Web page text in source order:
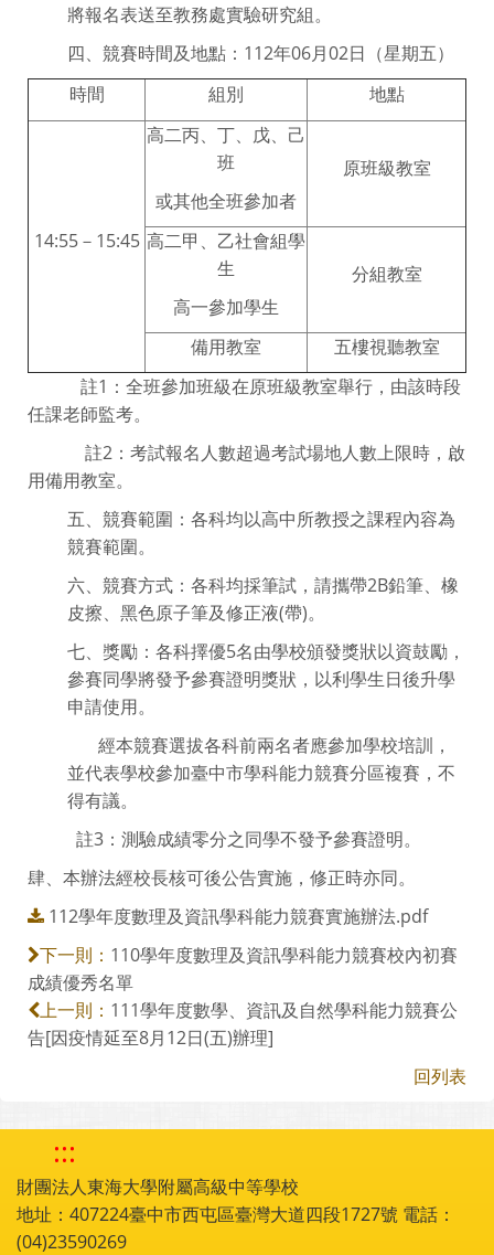
將報名表送至教務處實驗研究組。
四、競賽時間及地點：112年06月02日（星期五）
時間
組別 地點
14:55－15:45
高二丙、丁、戊、己
班
或其他全班參加者
原班級教室
高二甲、乙社會組學
生
高一參加學生
分組教室
備用教室
五樓視聽教室
註1：全班參加班級在原班級教室舉行，由該時段
任課老師監考。
註2：考試報名人數超過考試場地人數上限時，啟
用備用教室。
五、競賽範圍：各科均以高中所教授之課程內容為
競賽範圍。
六、競賽方式：各科均採筆試，請攜帶2B鉛筆、橡
皮擦、黑色原子筆及修正液(帶)。
七、獎勵：各科擇優5名由學校頒發獎狀以資鼓勵，
參賽同學將發予參賽證明獎狀，以利學生日後升學
申請使用。
經本競賽選拔各科前兩名者應參加學校培訓，
並代表學校參加臺中市學科能力競賽分區複賽，不
得有議。
註3：測驗成績零分之同學不發予參賽證明。
肆、本辦法經校長核可後公告實施，修正時亦同。
112學年度數理及資訊學科能力競賽實施辦法.pdf
下一則： 110學年度數理及資訊學科能力競賽校內初賽
成績優秀名單
上一則： 111學年度數學、資訊及自然學科能力競賽公
告[因疫情延至8月12日(五)辦理]
回列表
:::
財團法人東海大學附屬高級中等學校
地址：407224臺中市西屯區臺灣大道四段1727號 電話：
(04)23590269